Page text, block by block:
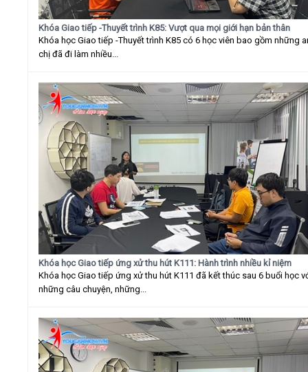
Khóa Giao tiếp -Thuyết trình K85: Vượt qua mọi giới hạn bản thân
Khóa học Giao tiếp -Thuyết trình K85 có 6 học viên bao gồm những
chị đã đi làm nhiều...
Khóa học Giao tiếp ứng xử thu hút K111: Hành trình nhiều kỉ niệm
Khóa học Giao tiếp ứng xử thu hút K111 đã kết thúc sau 6 buổi học
những câu chuyện, những...